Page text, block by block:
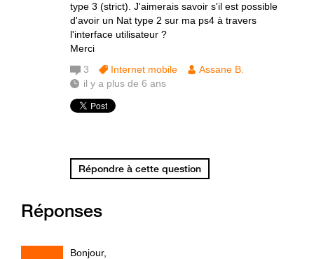
type 3 (strict). J'aimerais savoir s'il est possible
d'avoir un Nat type 2 sur ma ps4 à travers
l'interface utilisateur ?
Merci
3 Internet mobile
Assane B.
il y a plus de 6 ans
Répondre à cette question
Réponses
Bonjour,